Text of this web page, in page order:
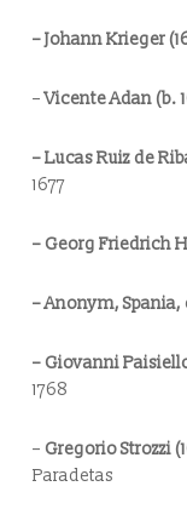
– Johann Krieger
–Vicente Adan (b.
– Lucas Ruiz de
1677
– Georg Friedrich
– Anonym, Spania,
– Giovanni Paisiello
1768
– Gregorio Strozzi
Paradetas